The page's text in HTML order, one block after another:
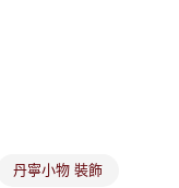
，本公司將視審查結果
丹寧小物 裝飾